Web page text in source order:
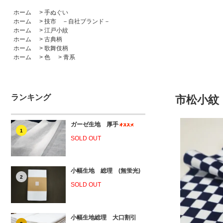
ホーム > 手ぬぐい
ホーム
> 技市 －自社ブランド－
ホーム
> 江戸小紋
ホーム
> 古典柄
ホーム
> 歌舞伎柄
ホーム
> 色 > 青系
ランキング
1
ガーゼ生地 厚手
SOLD OUT
2
小幅生地 総理 (無蛍光)
SOLD OUT
小幅生地総理 大口割引
市松小紋